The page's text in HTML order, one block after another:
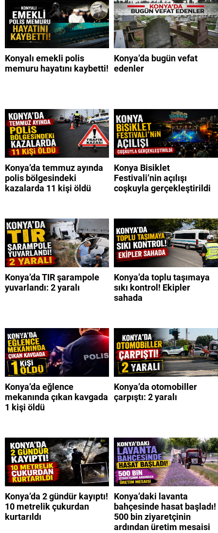
Konyalı emekli polis
memuru hayatını kaybetti!
Konya’da bugün vefat
edenler
Konya’da temmuz ayında
polis bölgesindeki
kazalarda 11 kişi öldü
Konya Bisiklet
Festivali’nin açılışı
coşkuyla gerçekleştirildi
Konya’da TIR şarampole
yuvarlandı: 2 yaralı
Konya’da toplu taşımaya
sıkı kontrol! Ekipler
sahada
Konya’da eğlence
mekanında çıkan kavgada
1 kişi öldü
Konya’da otomobiller
çarpıştı: 2 yaralı
Konya’da 2 gündür kayıptı!
10 metrelik çukurdan
kurtarıldı
Konya’daki lavanta
bahçesinde hasat başladı!
500 bin ziyaretçinin
ardından üretim mesaisi